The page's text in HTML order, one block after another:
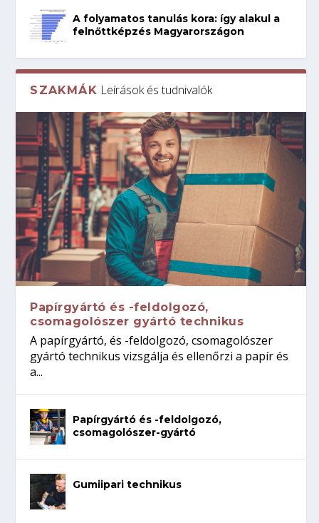
A folyamatos tanulás kora: így alakul a
felnőttképzés Magyarországon
SZAKMÁK Leírások és tudnivalók
Papírgyártó és -feldolgozó,
csomagolószer gyártó technikus
A papírgyártó, és -feldolgozó, csomagolószer
gyártó technikus vizsgálja és ellenőrzi a papír és
a...
Papírgyártó és -feldolgozó,
csomagolószer-gyártó
Gumiipari technikus